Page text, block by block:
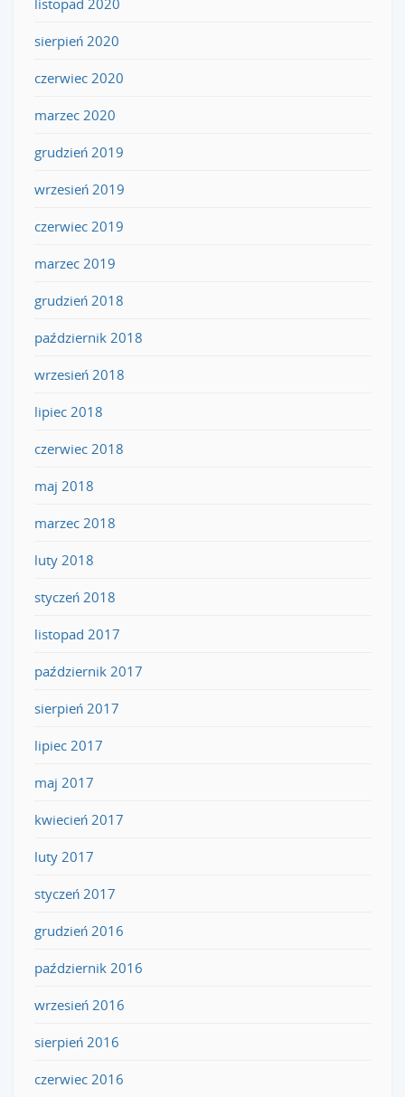
sierpień 2020
czerwiec 2020
marzec 2020
grudzień 2019
wrzesień 2019
czerwiec 2019
marzec 2019
grudzień 2018
październik 2018
wrzesień 2018
lipiec 2018
czerwiec 2018
maj 2018
marzec 2018
luty 2018
styczeń 2018
listopad 2017
październik 2017
sierpień 2017
lipiec 2017
maj 2017
kwiecień 2017
luty 2017
styczeń 2017
grudzień 2016
październik 2016
wrzesień 2016
sierpień 2016
czerwiec 2016